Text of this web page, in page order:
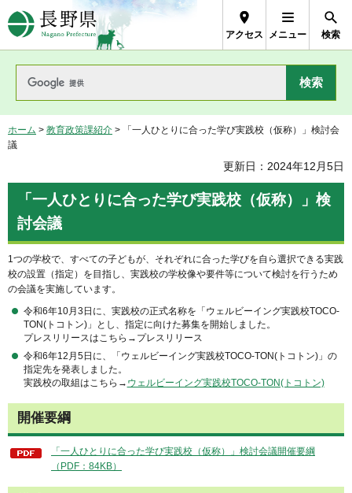
長野県Nagano Prefecture
アクセス メニュー 検索
ホーム > 教育政策課紹介 > 「一人ひとりに合った学び実践校（仮称）」検討会
議
更新日：2024年12月5日
「一人ひとりに合った学び実践校（仮称）」検
討会議
1つの学校で、すべての子どもが、それぞれに合った学びを自ら選択できる実践
校の設置（指定）を目指し、実践校の学校像や要件等について検討を行うため
の会議を実施しています。
令和6年10月3日に、実践校の正式名称を「ウェルビーイング実践校TOCO-
TON(トコトン)」とし、指定に向けた募集を開始しました。
プレスリリースはこちら→プレスリリース
令和6年12月5日に、「ウェルビーイング実践校TOCO-TON(トコトン)」の
指定先を発表しました。
実践校の取組はこちら→ ウェルビーイング実践校TOCO-TON(トコトン)
開催要綱
「一人ひとりに合った学び実践校（仮称）」検討会議開催要綱
（PDF：84KB）